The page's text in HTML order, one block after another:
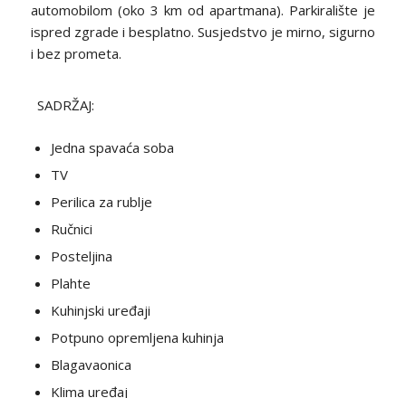
automobilom (oko 3 km od apartmana). Parkiralište je
ispred zgrade i besplatno. Susjedstvo je mirno, sigurno
i bez prometa.
SADRŽAJ:
Jedna spavaća soba
TV
Perilica za rublje
Ručnici
Posteljina
Plahte
Kuhinjski uređaji
Potpuno opremljena kuhinja
Blagavaonica
Klima uređaj